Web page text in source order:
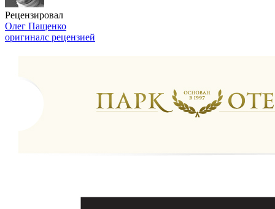
Рецензировал
Олег Пащенко
оригиналс рецензией